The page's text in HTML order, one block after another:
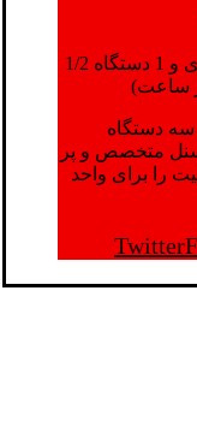
3 دستگاه بچینگ لیپهر(2دستگاه 1متری و 1 دستگاه 1/2
سه دستگاه
تن در کنار پرسنل متخصص و پر
را برای واحد
Twitter